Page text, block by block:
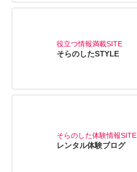
役立つ情報満載SITE
そらのしたSTYLE
そらのした体験情報SITE
レンタル体験ブログ